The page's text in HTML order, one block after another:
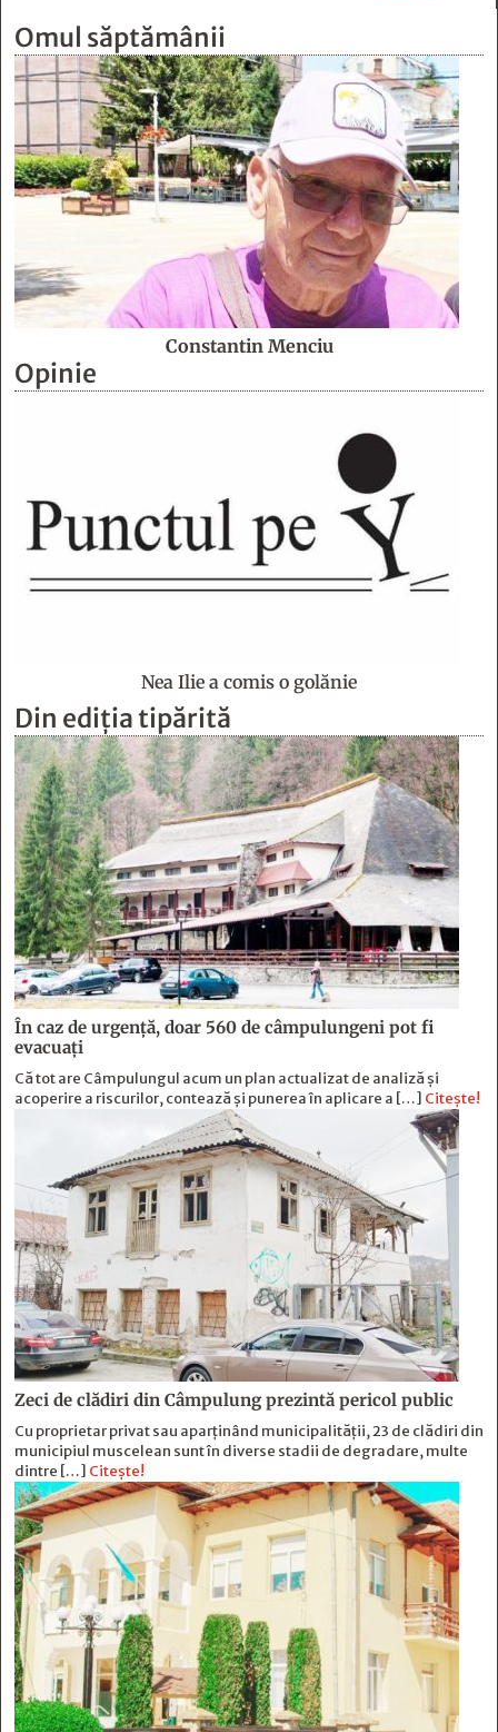
Omul săptămânii
Constantin Menciu
Opinie
Nea Ilie a comis o golănie
Din ediția tipărită
În caz de urgență, doar 560 de câmpulungeni pot fi
evacuați
Că tot are Câmpulungul acum un plan actualizat de analiză și
acoperire a riscurilor, contează și punerea în aplicare a […] Citește!
Zeci de clădiri din Câmpulung prezintă pericol public
Cu proprietar privat sau aparținând municipalității, 23 de clădiri din
municipiul muscelean sunt în diverse stadii de degradare, multe
dintre […] Citește!